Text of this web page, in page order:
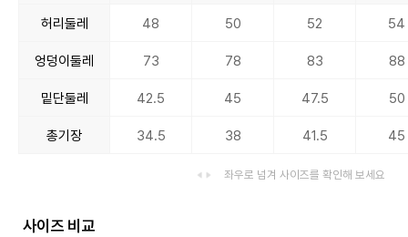
허리둘레 48 50 52 54
엉덩이둘레 73 78 83 88
밑단둘레 42.5 45 47.5 50
총기장 34.5 38 41.5 45
좌우로 넘겨 사이즈를 확인해 보세요
사이즈 비교